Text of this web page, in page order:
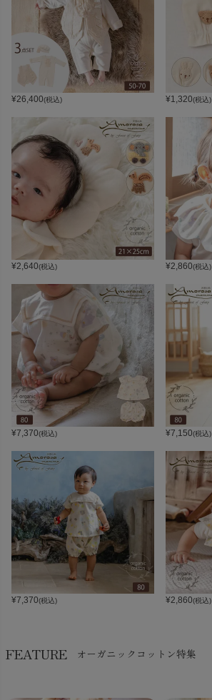
¥26,400(税込) ¥1,320(税込)
¥2,640(税込) ¥2,860(税込)
¥7,370(税込) ¥7,150(税込)
¥7,370(税込) ¥2,860(税込)
FEATURE オーガニックコットン特集